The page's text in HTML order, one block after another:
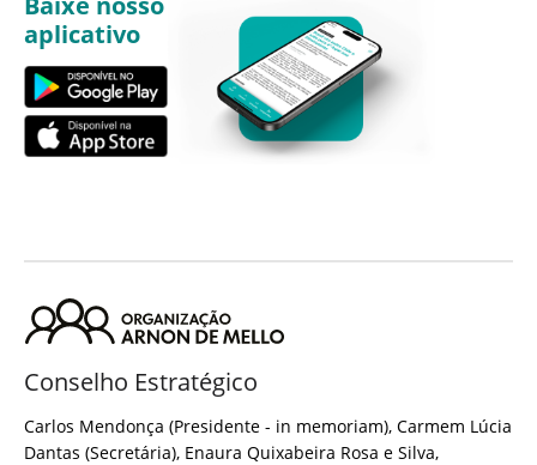
aplicativo
Conselho Estratégico
Carlos Mendonça (Presidente - in memoriam), Carmem Lúcia
Dantas (Secretária), Enaura Quixabeira Rosa e Silva,